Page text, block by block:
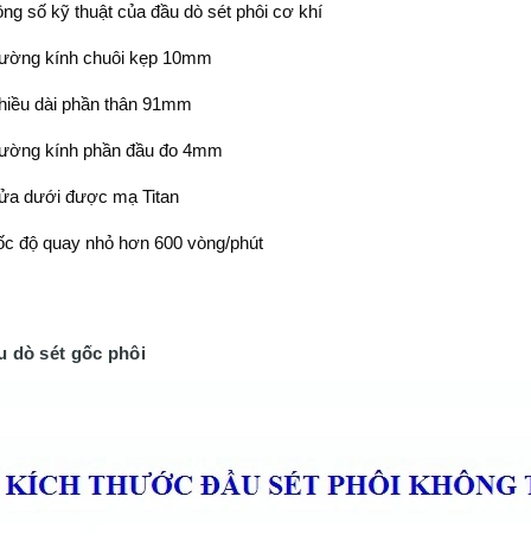
số kỹ thuật của đầu dò sét phôi cơ khí
kính chuôi kẹp 10mm
dài phần thân 91mm
kính phần đầu đo 4mm
dưới được mạ Titan
độ quay nhỏ hơn 600 vòng/phút
dò sét gốc phôi